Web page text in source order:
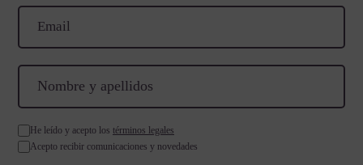
He leído y acepto los términos legales
Acepto recibir comunicaciones y novedades